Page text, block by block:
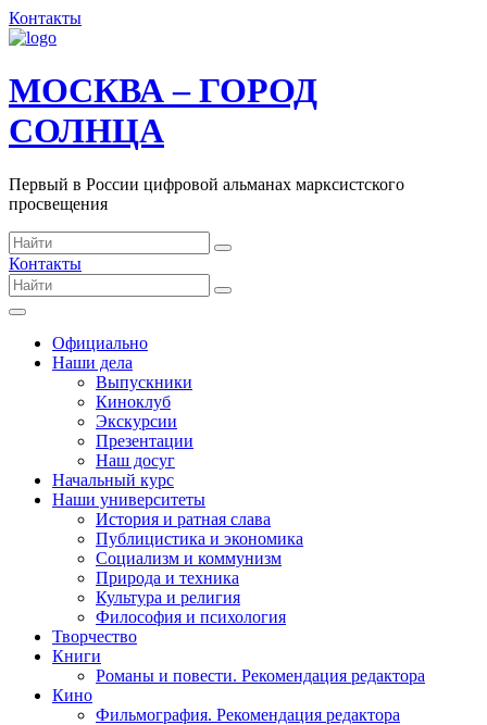
Контакты
МОСКВА – ГОРОД
СОЛНЦА
Первый в России цифровой альманах марксистского
просвещения
Контакты
Официально
Наши дела
Выпускники
Киноклуб
Экскурсии
Презентации
Наш досуг
Начальный курс
Наши университеты
История и ратная слава
Публицистика и экономика
Социализм и коммунизм
Природа и техника
Культура и религия
Философия и психология
Творчество
Книги
Романы и повести. Рекомендация редактора
Кино
Фильмография. Рекомендация редактора